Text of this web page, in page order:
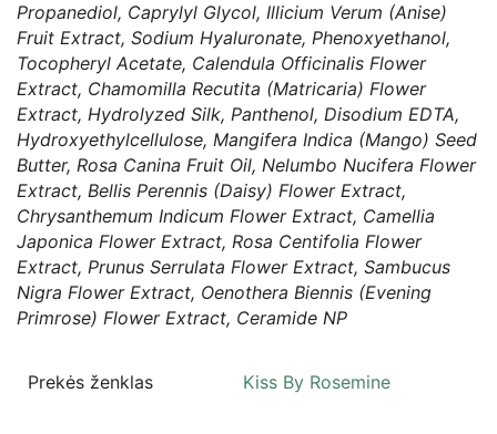
Propanediol, Caprylyl Glycol, Illicium Verum (Anise)
Fruit Extract, Sodium Hyaluronate, Phenoxyethanol,
Tocopheryl Acetate, Calendula Officinalis Flower
Extract, Chamomilla Recutita (Matricaria) Flower
Extract, Hydrolyzed Silk, Panthenol, Disodium EDTA,
Hydroxyethylcellulose, Mangifera Indica (Mango) Seed
Butter, Rosa Canina Fruit Oil, Nelumbo Nucifera Flower
Extract, Bellis Perennis (Daisy) Flower Extract,
Chrysanthemum Indicum Flower Extract, Camellia
Japonica Flower Extract, Rosa Centifolia Flower
Extract, Prunus Serrulata Flower Extract, Sambucus
Nigra Flower Extract, Oenothera Biennis (Evening
Primrose) Flower Extract, Ceramide NP
Prekės ženklas Kiss By Rosemine